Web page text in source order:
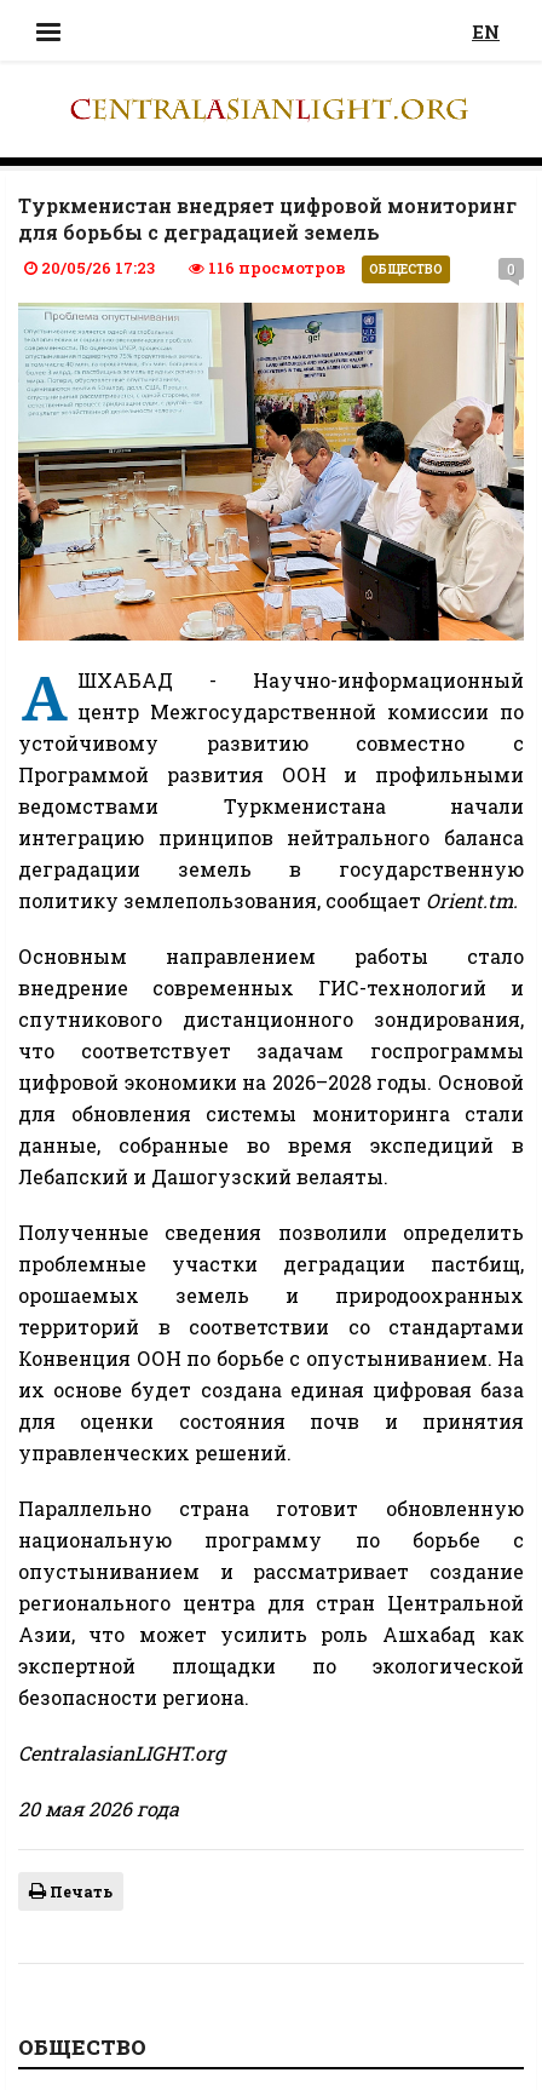
EN
Туркменистан внедряет цифровой мониторинг
для борьбы с деградацией земель
20/05/26 17:23 116 просмотров ОБЩЕСТВО 0
А ШХАБАД - Научно-информационный
центр Межгосударственной комиссии по
устойчивому развитию совместно с
Программой развития ООН и профильными
ведомствами Туркменистана начали
интеграцию принципов нейтрального баланса
деградации земель в государственную
политику землепользования, сообщает Orient.tm.
Основным направлением работы стало
внедрение современных ГИС-технологий и
спутникового дистанционного зондирования,
что соответствует задачам госпрограммы
цифровой экономики на 2026–2028 годы. Основой
для обновления системы мониторинга стали
данные, собранные во время экспедиций в
Лебапский и Дашогузский велаяты.
Полученные сведения позволили определить
проблемные участки деградации пастбищ,
орошаемых земель и природоохранных
территорий в соответствии со стандартами
Конвенция ООН по борьбе с опустыниванием. На
их основе будет создана единая цифровая база
для оценки состояния почв и принятия
управленческих решений.
Параллельно страна готовит обновленную
национальную программу по борьбе с
опустыниванием и рассматривает создание
регионального центра для стран Центральной
Азии, что может усилить роль Ашхабад как
экспертной площадки по экологической
безопасности региона.
CentralasianLIGHT.org
20 мая 2026 года
Печать
ОБЩЕСТВО